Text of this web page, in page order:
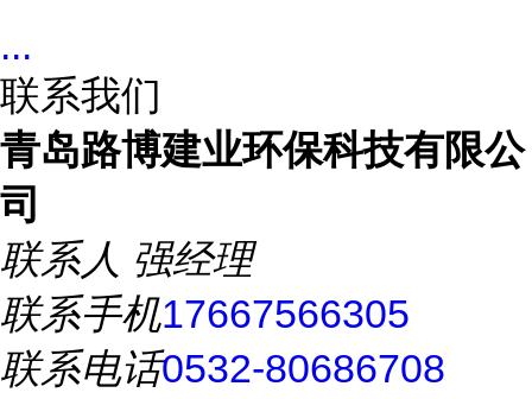
...
联系我们
青岛路博建业环保科技有限公
司
联系人 强经理
联系手机17667566305
联系电话0532-80686708